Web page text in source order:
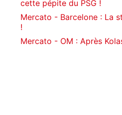
cette pépite du PSG !
Mercato - Barcelone : La
!
Mercato - OM : Après